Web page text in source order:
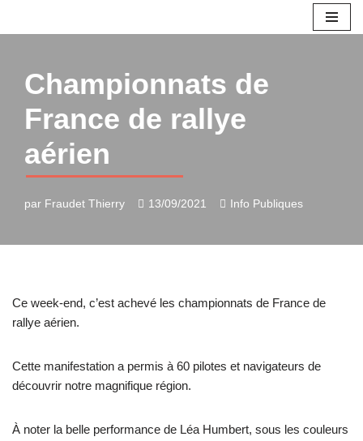
contenu
Championnats de
France de rallye
aérien
par Fraudet Thierry 13/09/2021 Info Publiques
Ce week-end, c’est achevé les championnats de France de
rallye aérien.
Cette manifestation a permis à 60 pilotes et navigateurs de
découvrir notre magnifique région.
À noter la belle performance de Léa Humbert, sous les couleurs